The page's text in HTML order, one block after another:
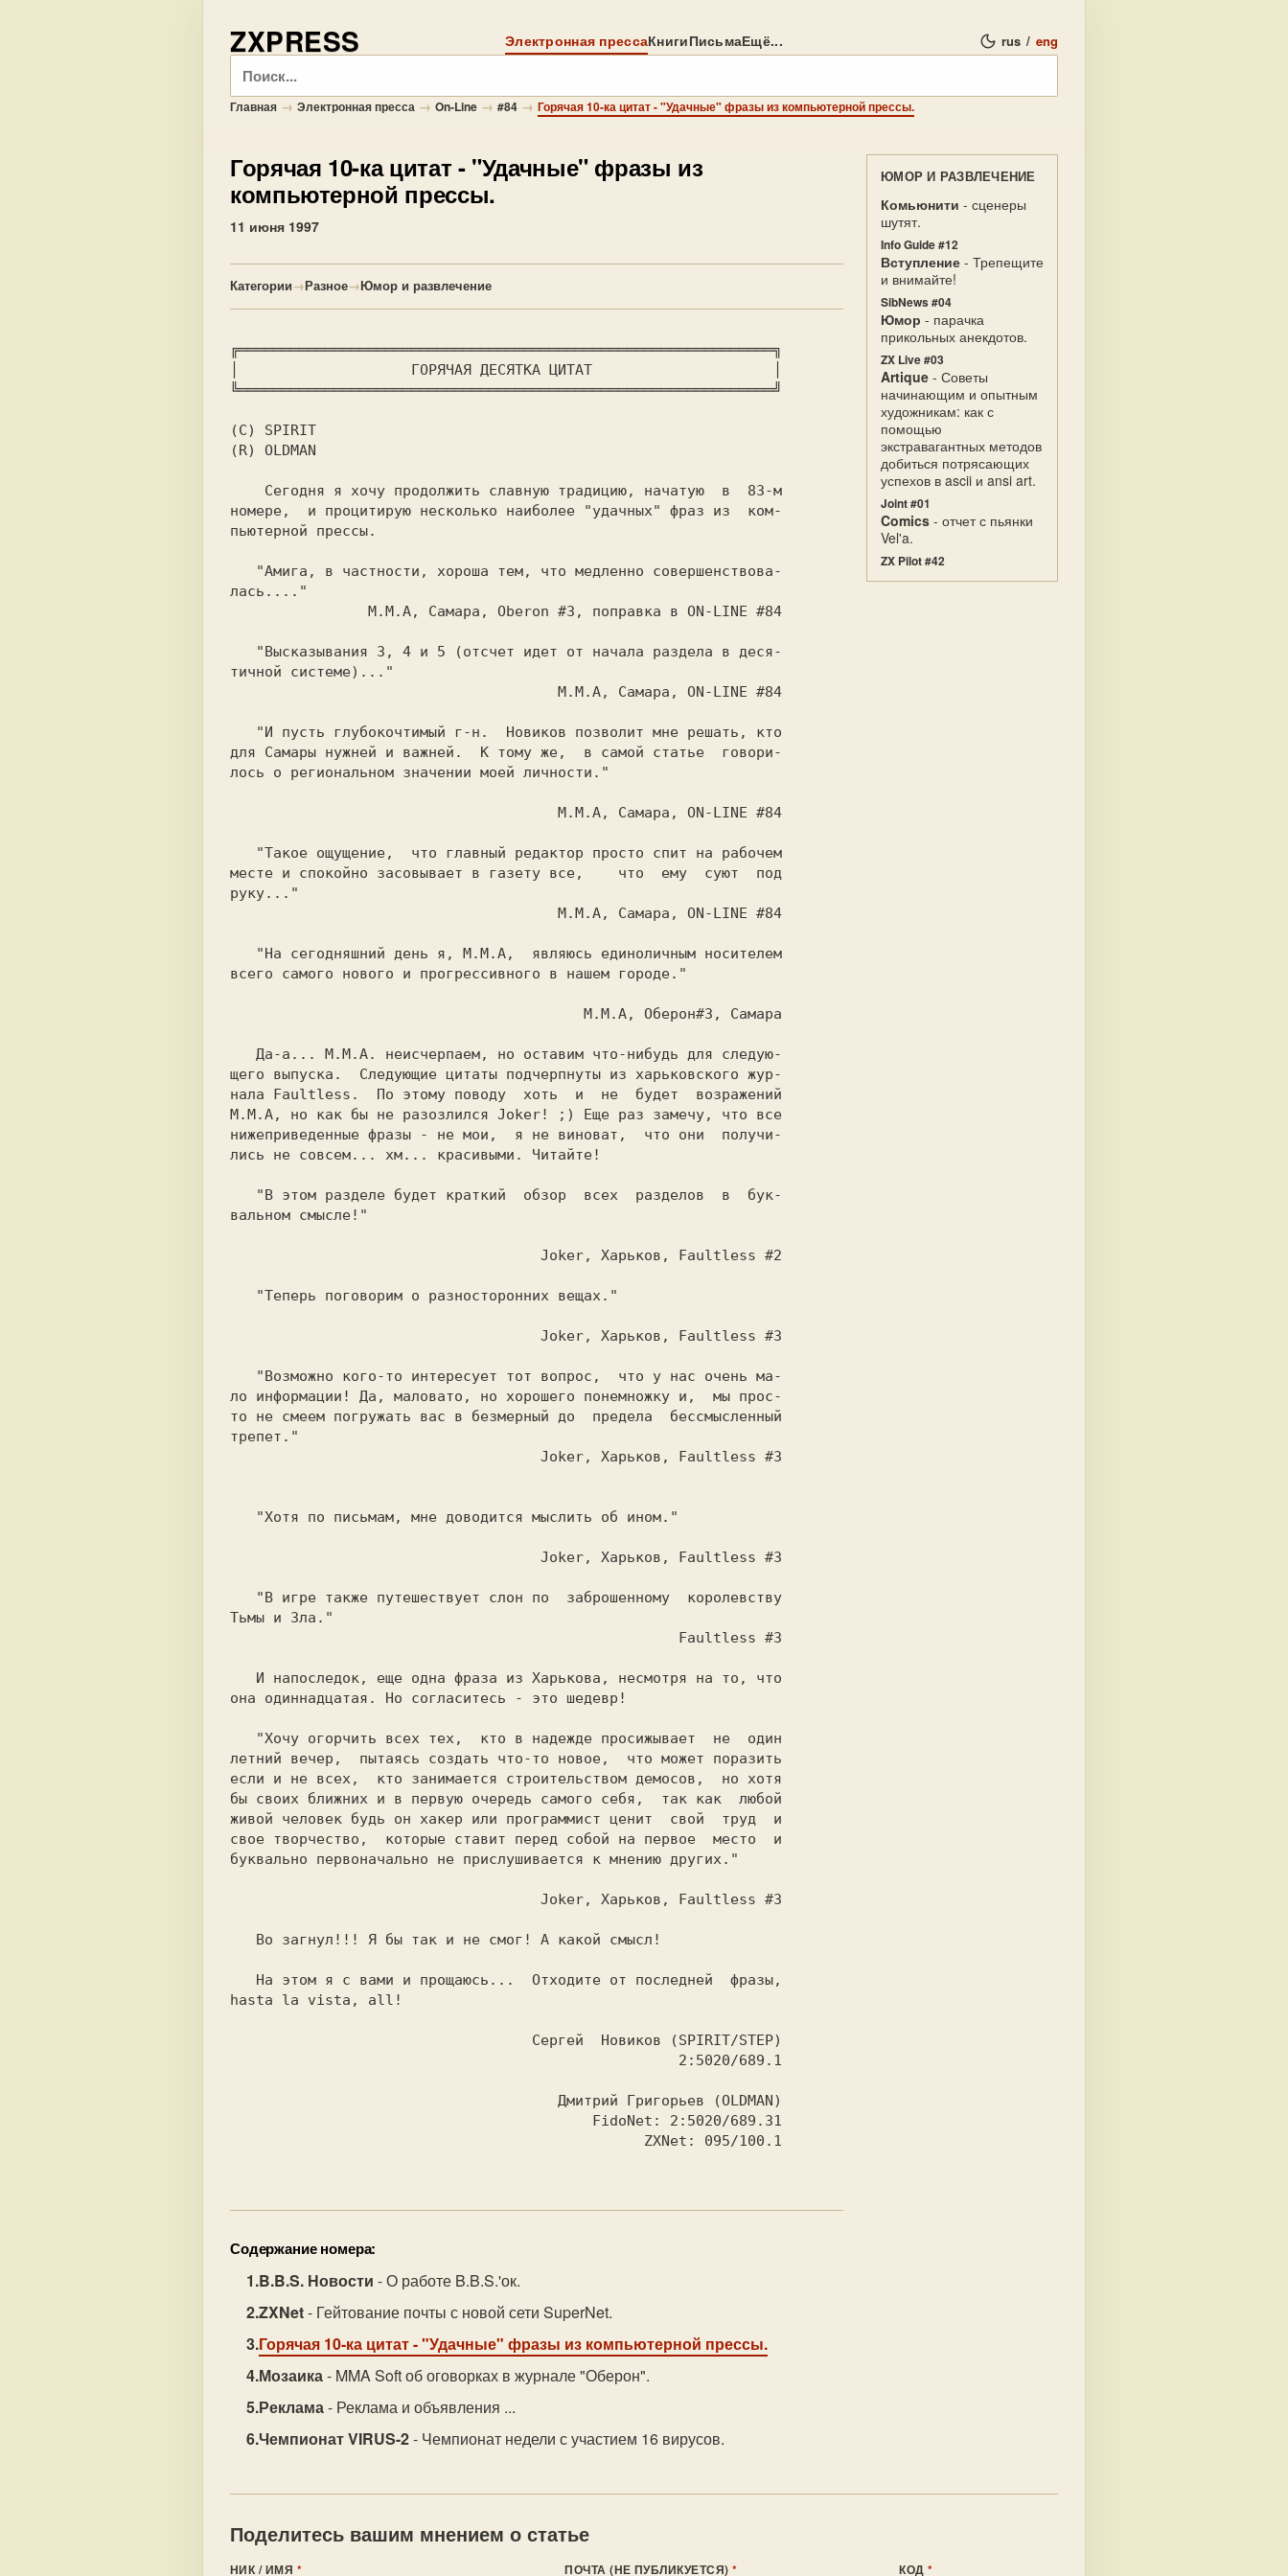
ZXPRESS Электронная прессаКнигиПисьмаЕщё... rus / eng
Поиск
Главная → Электронная пресса → On-Line → #84 → Горячая 10-ка цитат - "Удачные" фразы из компьютерной прессы.
Горячая 10-ка цитат - "Удачные" фразы из
компьютерной прессы.
11 июня 1997
Категории→Разное→Юмор и развлечение
╔══════════════════════════════════════════════════════════════╗
╚══════════════════════════════════════════════════════════════╝
(C) SPIRIT
(R) OLDMAN
номере,  и процитирую несколько наиболее "удачных" фраз из  ком-
пьютерной прессы.
лась...."
тичной системе)..."
для Самары нужней и важней.  К тому же,  в самой статье  говори-
лось о региональном значении моей личности."
месте и спокойно засовывает в газету все,    что  ему  суют  под
руку..."
всего самого нового и прогрессивного в нашем городе."
щего выпуска.  Следующие цитаты подчерпнуты из харьковского жур-
нала Faultless.  По этому поводу  хоть	и  не  будет  возражений
M.M.A, но как бы не разозлился Joker! ;) Еще раз замечу, что все
нижеприведенные фразы - не мои,  я не виноват,	что они  получи-
лись не совсем... хм... красивыми. Читайте!
вальном смысле!"
ло информации! Да, маловато, но хорошего понемножку и,	мы прос-
то не смеем погружать вас в безмерный до  предела  бессмысленный
трепет."
Тьмы и Зла."
она одиннадцатая. Но согласитесь - это шедевр!
летний вечер,  пытаясь создать что-то новое,  что может поразить
если и не всех,  кто занимается строительством демосов,  но хотя
бы своих ближних и в первую очередь самого себя,  так как  любой
живой человек будь он хакер или программист ценит  свой  труд  и
свое творчество,  которые ставит перед собой на первое	место  и
буквально первоначально не прислушивается к мнению других."
hasta la vista, all!
Содержание номера:
B.B.S. Новости - О работе B.B.S.'ок.
ZXNet- Гейтование почты с новой сети SuperNet.
Горячая 10-ка цитат- "Удачные" фразы из компьютерной прессы.
Мозаика- MMA Soft об оговорках в журнале "Оберон".
Реклама- Реклама и объявления ...
Чемпионат VIRUS-2- Чемпионат недели с участием 16 вирусов.
ЮМОР И РАЗВЛЕЧЕНИЕ
Комьюнити - сценеры
шутят.
Info Guide #12
Вступление - Трепещите
и внимайте!
SibNews #04
Юмор - парачка
прикольных анекдотов.
ZX Live #03
Artique - Советы
начинающим и опытным
художникам: как с
помощью
экстравагантных методов
добиться потрясающих
успехов в ascii и ansi art.
Joint #01
Comics - отчет с пьянки
Vel'a.
ZX Pilot #42
Поделитесь вашим мнением о статье
НИК / ИМЯ * ПОЧТА (НЕ ПУБЛИКУЕТСЯ)* КОД*